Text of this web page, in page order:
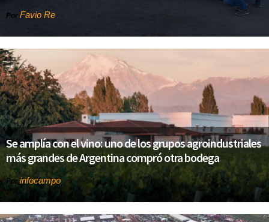
Por Favio Re
Se amplía con el vino: uno de los grupos agroindustriales
más grandes de Argentina compró otra bodega
Porinfocampo